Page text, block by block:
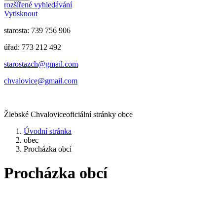
rozšířené vyhledávání
Vytisknout
starosta: 739 756 906
úřad: 773 212 492
​​​​starostazch@gmail.com
​​​​chvalovice@gmail.com
Žlebské Chvaloviceoficiální stránky obce
Úvodní stránka
obec
Procházka obcí
Procházka obcí